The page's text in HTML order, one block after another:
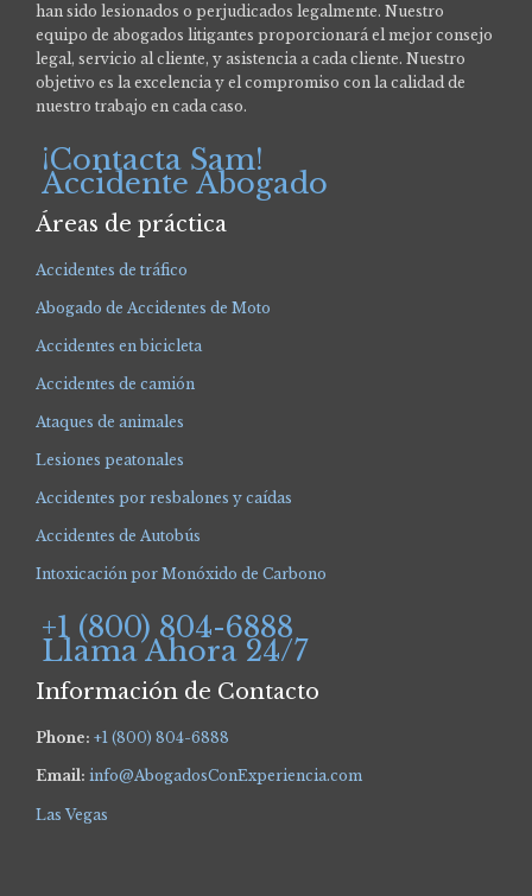
han sido lesionados o perjudicados legalmente. Nuestro
equipo de abogados litigantes proporcionará el mejor consejo
legal, servicio al cliente, y asistencia a cada cliente. Nuestro
objetivo es la excelencia y el compromiso con la calidad de
nuestro trabajo en cada caso.
¡Contacta Sam!
Accidente Abogado
Áreas de práctica
Accidentes de tráfico
Abogado de Accidentes de Moto
Accidentes en bicicleta
Accidentes de camión
Ataques de animales
Lesiones peatonales
Accidentes por resbalones y caídas
Accidentes de Autobús
Intoxicación por Monóxido de Carbono
+1 (800) 804-6888
Llama Ahora 24/7
Información de Contacto
Phone: +1 (800) 804-6888
Email: info@AbogadosConExperiencia.com
Las Vegas